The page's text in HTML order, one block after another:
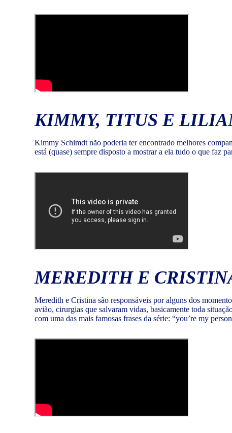
KIMMY, TITUS E
Kimmy Schimdt não poderia ter encontrado melhores
está (quase) sempre disposto a mostrar a ela tudo o que faz
MEREDITH E
Meredith e Cristina são responsáveis por alguns dos
avião, cirurgias que salvaram vidas, basicamente toda
com uma das mais famosas frases da série: “you’re my